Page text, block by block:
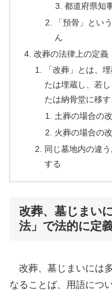
都道府県知
「預骨」とい
ん
改葬の法律上の定義
「改葬」とは、
たは埋蔵し、若
たは納骨堂に移す
土葬の場合の
火葬の場合の
同じ墓地内の違
する
改葬、墓じまい
法」で法的に定
改葬、墓じまいには
なることば、用語につ